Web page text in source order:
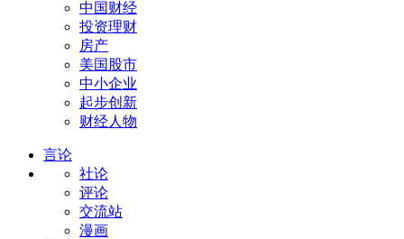
中国财经
投资理财
房产
美国股市
中小企业
起步创新
财经人物
言论
社论
评论
交流站
漫画